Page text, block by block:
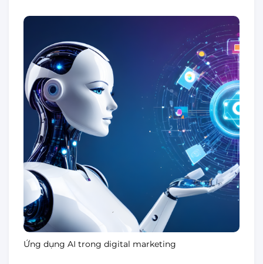
Ứng dụng AI trong digital marketing